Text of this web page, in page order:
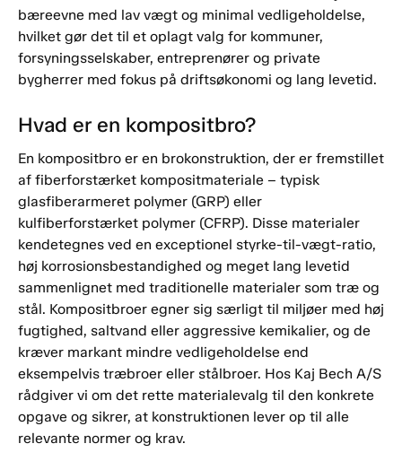
bæreevne med lav vægt og minimal vedligeholdelse,
hvilket gør det til et oplagt valg for kommuner,
forsyningsselskaber, entreprenører og private
bygherrer med fokus på driftsøkonomi og lang levetid.
Hvad er en kompositbro?
En kompositbro er en brokonstruktion, der er fremstillet
af fiberforstærket kompositmateriale – typisk
glasfiberarmeret polymer (GRP) eller
kulfiberforstærket polymer (CFRP). Disse materialer
kendetegnes ved en exceptionel styrke-til-vægt-ratio,
høj korrosionsbestandighed og meget lang levetid
sammenlignet med traditionelle materialer som træ og
stål. Kompositbroer egner sig særligt til miljøer med høj
fugtighed, saltvand eller aggressive kemikalier, og de
kræver markant mindre vedligeholdelse end
eksempelvis træbroer eller stålbroer. Hos Kaj Bech A/S
rådgiver vi om det rette materialevalg til den konkrete
opgave og sikrer, at konstruktionen lever op til alle
relevante normer og krav.